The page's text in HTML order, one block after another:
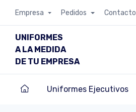
Empresa Pedidos Contacto
UNIFORMES
A LA MEDIDA
DE TU EMPRESA
Uniformes Ejecutivos